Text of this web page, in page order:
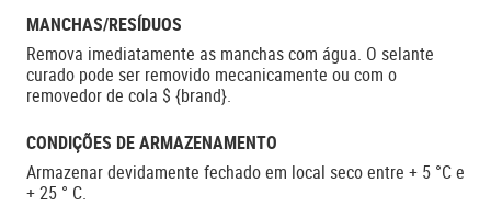
MANCHAS/RESÍDUOS
Remova imediatamente as manchas com água. O selante
curado pode ser removido mecanicamente ou com o
removedor de cola $ {brand}.
CONDIÇÕES DE ARMAZENAMENTO
Armazenar devidamente fechado em local seco entre + 5 °C e
+ 25 ° C.